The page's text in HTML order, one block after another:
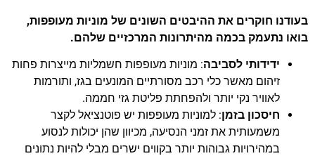
בעודנו חוקרים את ההיבטים השונים של מוניות מעופפות,
בואו נתעמק בכמה מהיתרונות המרכזיים שלהם.
ידידותי לסביבה: מוניות מעופפות חשמליות מייצרות פחות
זיהום מאשר כלי רכב מסורתיים המונעים בגז, ותורמות
לאוויר נקי יותר ולהפחתת פליטת גזי חממה.
חיסכון בזמן: למוניות מעופפות יש פוטנציאל לקצר
משמעותית את זמני הנסיעה, מכיוון שהן יכולות לנסוע
במהירויות גבוהות יותר בקווים ישרים מבלי להיות נתונים